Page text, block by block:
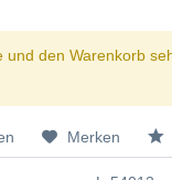
und den Warenkorb
Merken